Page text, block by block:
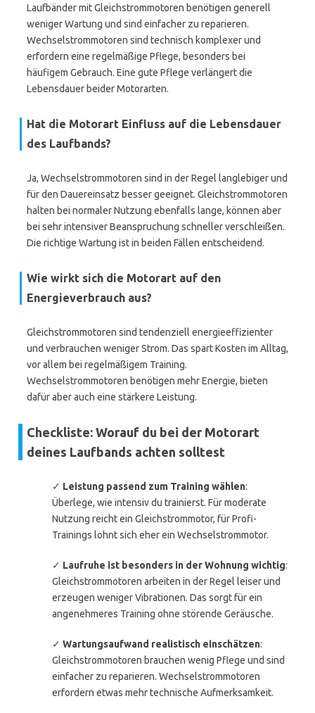
Laufbänder mit Gleichstrommotoren benötigen generell
weniger Wartung und sind einfacher zu reparieren.
Wechselstrommotoren sind technisch komplexer und
erfordern eine regelmäßige Pflege, besonders bei
häufigem Gebrauch. Eine gute Pflege verlängert die
Lebensdauer beider Motorarten.
Hat die Motorart Einfluss auf die Lebensdauer
des Laufbands?
Ja, Wechselstrommotoren sind in der Regel langlebiger und
für den Dauereinsatz besser geeignet. Gleichstrommotoren
halten bei normaler Nutzung ebenfalls lange, können aber
bei sehr intensiver Beanspruchung schneller verschleißen.
Die richtige Wartung ist in beiden Fällen entscheidend.
Wie wirkt sich die Motorart auf den
Energieverbrauch aus?
Gleichstrommotoren sind tendenziell energieeffizienter
und verbrauchen weniger Strom. Das spart Kosten im Alltag,
vor allem bei regelmäßigem Training.
Wechselstrommotoren benötigen mehr Energie, bieten
dafür aber auch eine stärkere Leistung.
Checkliste: Worauf du bei der Motorart
deines Laufbands achten solltest
✓ Leistung passend zum Training wählen:
Überlege, wie intensiv du trainierst. Für moderate
Nutzung reicht ein Gleichstrommotor, für Profi-
Trainings lohnt sich eher ein Wechselstrommotor.
✓ Laufruhe ist besonders in der Wohnung wichtig:
Gleichstrommotoren arbeiten in der Regel leiser und
erzeugen weniger Vibrationen. Das sorgt für ein
angenehmeres Training ohne störende Geräusche.
✓ Wartungsaufwand realistisch einschätzen:
Gleichstrommotoren brauchen wenig Pflege und sind
einfacher zu reparieren. Wechselstrommotoren
erfordern etwas mehr technische Aufmerksamkeit.